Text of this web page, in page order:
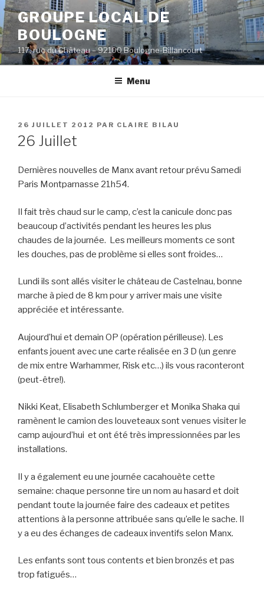
Aller
au
contenu
principal
GROUPE LOCAL DE
BOULOGNE
117, rue du Château – 92100 Boulogne-Billancourt
Menu
PUBLIÉ
LE
26 JUILLET 2012 PAR CLAIRE BILAU
26 Juillet
Dernières nouvelles de Manx avant retour prévu Samedi
Paris Montparnasse 21h54.
Il fait très chaud sur le camp, c’est la canicule donc pas
beaucoup d’activités pendant les heures les plus
chaudes de la journée. Les meilleurs moments ce sont
les douches, pas de problème si elles sont froides…
Lundi ils sont allés visiter le château de Castelnau, bonne
marche à pied de 8 km pour y arriver mais une visite
appréciée et intéressante.
Aujourd’hui et demain OP (opération périlleuse). Les
enfants jouent avec une carte réalisée en 3 D (un genre
de mix entre Warhammer, Risk etc…) ils vous raconteront
(peut-être!).
Nikki Keat, Elisabeth Schlumberger et Monika Shaka qui
ramènent le camion des louveteaux sont venues visiter le
camp aujourd’hui et ont été très impressionnées par les
installations.
Il y a également eu une journée cacahouète cette
semaine: chaque personne tire un nom au hasard et doit
pendant toute la journée faire des cadeaux et petites
attentions à la personne attribuée sans qu’elle le sache. Il
y a eu des échanges de cadeaux inventifs selon Manx.
Les enfants sont tous contents et bien bronzés et pas
trop fatigués…